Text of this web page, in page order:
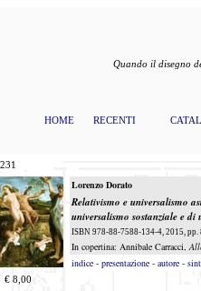
Quando il disegno
HOME RECENTI
231
Lorenzo Dorato
Relativismo e universalismo
universalismo sostanziale e
ISBN 978-88-7588-134-4, 2015,
In copertina: Annibale Carracci,
indice - presentazione - autore -
€ 8,00